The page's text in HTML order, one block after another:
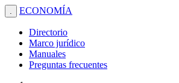
. ECONOMÍA
Directorio
Marco jurídico
Manuales
Preguntas frecuentes